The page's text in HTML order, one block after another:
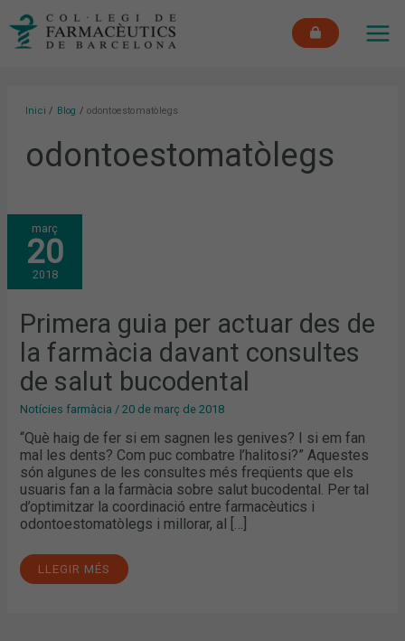
Inici Blog odontoestomatòlegs
odontoestomatòlegs
març
20
2018
Primera guia per actuar des de
la farmàcia davant consultes
de salut bucodental
Notícies farmàcia /20 de març de 2018
“Què haig de fer si em sagnen les genives? I si em fan
mal les dents? Com puc combatre l’halitosi?” Aquestes
són algunes de les consultes més freqüents que els
usuaris fan a la farmàcia sobre salut bucodental. Per tal
d’optimitzar la coordinació entre farmacèutics i
odontoestomatòlegs i millorar, al […]
PRIMERA
GUIA
PER
ACTUAR
DES
DE
LA
DAVANT
CONSULTES
DE
SALUT
BUCODENTAL
LLEGIR MÉS